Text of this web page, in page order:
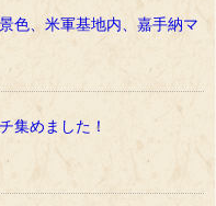
色、米軍基地内、嘉手納マ
集めました！